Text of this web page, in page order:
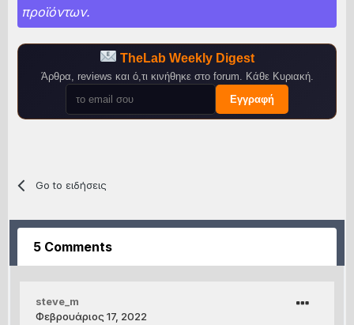
προϊόντων.
TheLab Weekly Digest
Άρθρα, reviews και ό,τι κινήθηκε στο forum. Κάθε Κυριακή.
Εγγραφή
Go to ειδήσεις
5 Comments
steve_m
Φεβρουάριος 17, 2022